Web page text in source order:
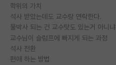
학위의 가치
석사 받았는데도 교수랑 연락한다.
물박사 되는 건 교수탓도 있는거 아니냐
교수님이 슬럼프에 빠지게 되는 과정
석사 전환
편애 하는 방법